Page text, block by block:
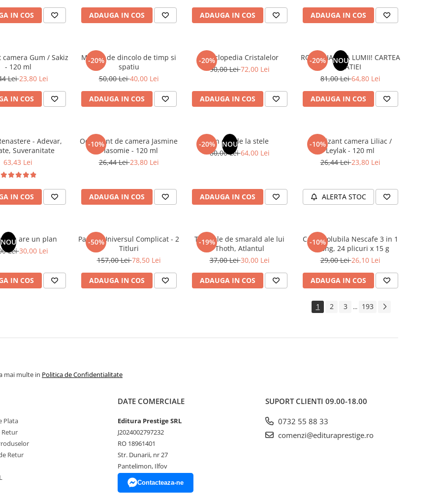
IN COS ADAUGA IN COS ADAUGA IN COS ADAUGA IN COS
Gum / Sakiz
- 120 ml
Lei23,80 Lei
IN COS
-20%
Mesaje de dincolo de timp si
spatiu
50,00 Lei40,00 Lei
ADAUGA IN COS
-20%
Enciclopedia Cristalelor
90,00 Lei72,00 Lei
ADAUGA IN COS
-20% NOU
ROMANIA, AXA LUMII! CARTEA
NATIEI
81,00 Lei64,80 Lei
ADAUGA IN COS
- Adevar,
Suveranitate
63,43 Lei
IN COS
-10%
Odorizant de camera Jasmine
/ Iasomie - 120 ml
26,44 Lei23,80 Lei
ADAUGA IN COS
-20% NOU
Un dar de la stele
80,00 Lei64,00 Lei
ADAUGA IN COS
-10%
Odorizant camera Liliac /
Leylak - 120 ml
26,44 Lei23,80 Lei
ALERTA STOC
NOUtau are un plan
Lei30,00 Lei
IN COS
-50%
Pachet Universul Complicat - 2
Titluri
157,00 Lei78,50 Lei
ADAUGA IN COS
-19%
Tablitele de smarald ale lui
Thoth, Atlantul
37,00 Lei30,00 Lei
ADAUGA IN COS
-10%
Cafea solubila Nescafe 3 in 1
Strong, 24 plicuri x 15 g
29,00 Lei26,10 Lei
ADAUGA IN COS
1 2 3 ... 193
mai multe in Politica de Confidentialitate
Plata
Retur
Retur
DATE COMERCIALE
Editura Prestige SRL
J2024002797232
RO 18961401
Str. Dunarii, nr 27
Pantelimon, Ilfov
Contacteaza-ne
SUPORT CLIENTI 09.00-18.00
0732 55 88 33
comenzi@edituraprestige.ro